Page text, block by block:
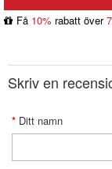
Få 10% rabatt över
Skriv en
Ditt namn